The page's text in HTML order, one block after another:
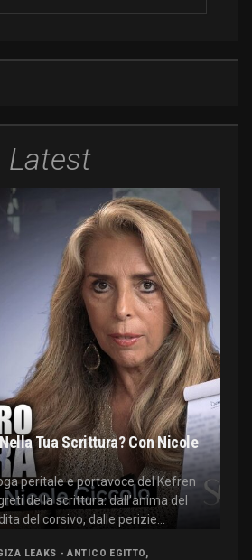
Latest
Tua Scrittura? Con Nicole
peritale e portavoce del Kefren
della scrittura: dall'anima del
del corsivo, dalle perizie...
LEAKS - ANTICO EGITTO,